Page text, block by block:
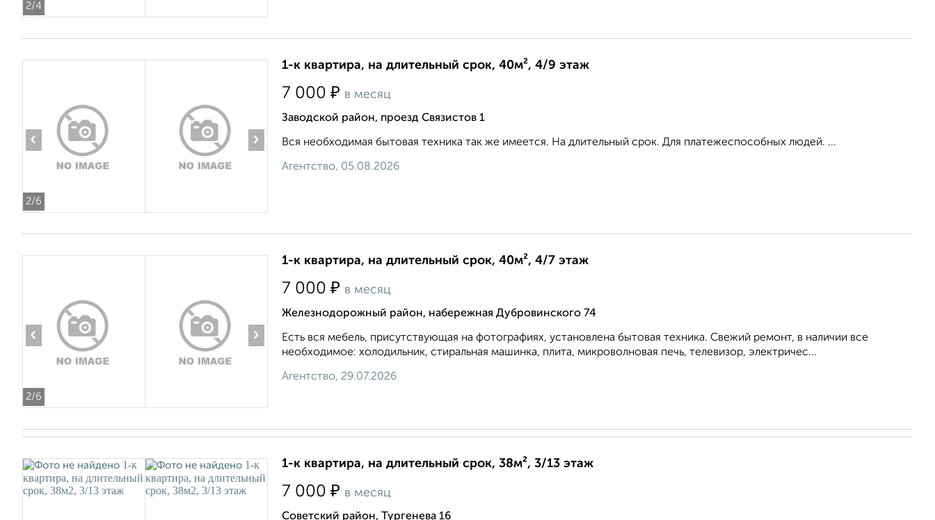
2/4
2/6
‹ ›
1-к квартира, на длительный срок, 40м², 4/9 этаж
7 000 ₽ в месяц
Заводской район, проезд Связистов 1
Вся необходимая бытовая техника так же имеется. На длительный срок. Для платежеспособных людей. ...
Агентство, 05.08.2026
2/6
‹ ›
1-к квартира, на длительный срок, 40м², 4/7 этаж
7 000 ₽ в месяц
Железнодорожный район, набережная Дубровинского 74
Есть вся мебель, присутствующая на фотографиях, установлена бытовая техника. Свежий ремонт, в наличии все
необходимое: холодильник, стиральная машинка, плита, микроволновая печь, телевизор, электричес...
Агентство, 29.07.2026
1-к квартира, на длительный срок, 38м², 3/13 этаж
7 000 ₽ в месяц
Советский район, Тургенева 16